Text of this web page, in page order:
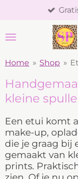
naar
Home » Shop »
kleine
Een etui komt
make-up,
die je graag bij
gemaakt van
prints.